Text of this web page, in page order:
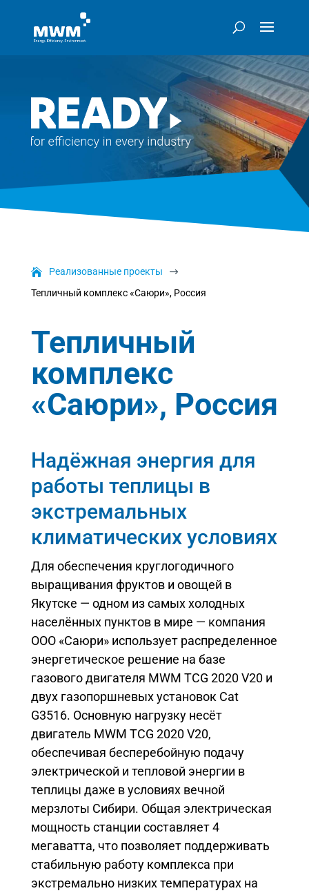
Реализованные проекты $
Тепличный комплекс «Саюри», Россия
Тепличный
комплекс
«Саюри», Россия
Надёжная энергия для
работы теплицы в
экстремальных
климатических условиях
Для обеспечения круглогодичного
выращивания фруктов и овощей в
Якутске — одном из самых холодных
населённых пунктов в мире — компания
ООО «Саюри» использует распределенное
энергетическое решение на базе
газового двигателя MWM TCG 2020 V20 и
двух газопоршневых установок Cat
G3516. Основную нагрузку несёт
двигатель MWM TCG 2020 V20,
обеспечивая бесперебойную подачу
электрической и тепловой энергии в
теплицы даже в условиях вечной
мерзлоты Сибири. Общая электрическая
мощность станции составляет 4
мегаватта, что позволяет поддерживать
стабильную работу комплекса при
экстремально низких температурах на